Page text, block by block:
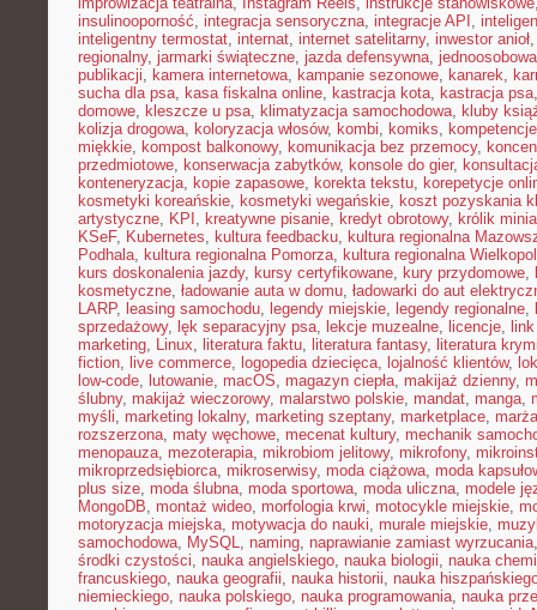
insulinooporność, integracja sensoryczna, integracje API ,
inteligentny termostat, internat, internet satelitarny, inwestor anioł
regionalny, jarmarki świąteczne, jazda defensywna,
publikacji, kamera internetowa, kampanie sezonowe, kanarek,
sucha dla psa, kasa fiskalna online, kastracja kota, kastracja psa
domowe, kleszcze u psa, klimatyzacja samochodowa, kluby
kolizja drogowa, koloryzacja włosów, kombi, komiks,
miękkie, kompost balkonowy, komunikacja bez przemocy,
przedmiotowe, konserwacja zabytków, konsole do gier,
konteneryzacja, kopie zapasowe, korekta tekstu, korepetycje
kosmetyki koreańskie, kosmetyki wegańskie, koszt pozyskania
artystyczne, KPI , kreatywne pisanie, kredyt obrotowy, królik
KSeF, Kubernetes, kultura feedbacku, kultura regionalna
Podhala, kultura regionalna Pomorza, kultura regionalna
kurs doskonalenia jazdy, kursy certyfikowane, kury przydomowe,
kosmetyczne, ładowanie auta w domu, ładowarki do aut
LARP, leasing samochodu, legendy miejskie, legendy regionalne,
sprzedażowy, lęk separacyjny psa, lekcje muzealne, licencje,
marketing, Linux, literatura faktu, literatura fantasy, literatura
fiction, live commerce, logopedia dziecięca, lojalność klientów,
low-code, lutowanie, macOS, magazyn ciepła, makijaż dzienny,
ślubny, makijaż wieczorowy, malarstwo polskie, mandat, manga,
myśli, marketing lokalny, marketing szeptany, marketplace, marża
rozszerzona, maty węchowe, mecenat kultury, mechanik
menopauza, mezoterapia, mikrobiom jelitowy, mikrofony,
mikroprzedsiębiorca, mikroserwisy, moda ciążowa, moda
plus size, moda ślubna, moda sportowa, moda uliczna, modele
MongoDB, montaż wideo, morfologia krwi, motocykle miejskie,
motoryzacja miejska, motywacja do nauki, murale miejskie,
samochodowa, MySQL, naming, naprawianie zamiast wyrzucania
środki czystości, nauka angielskiego, nauka biologii, nauka
francuskiego, nauka geografii, nauka historii, nauka
niemieckiego, nauka polskiego, nauka programowania, nauka